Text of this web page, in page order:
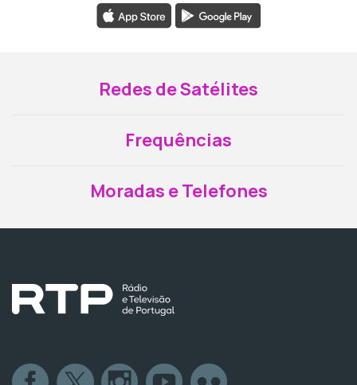
Redes de Satélites
Frequências
Moradas e Telefones